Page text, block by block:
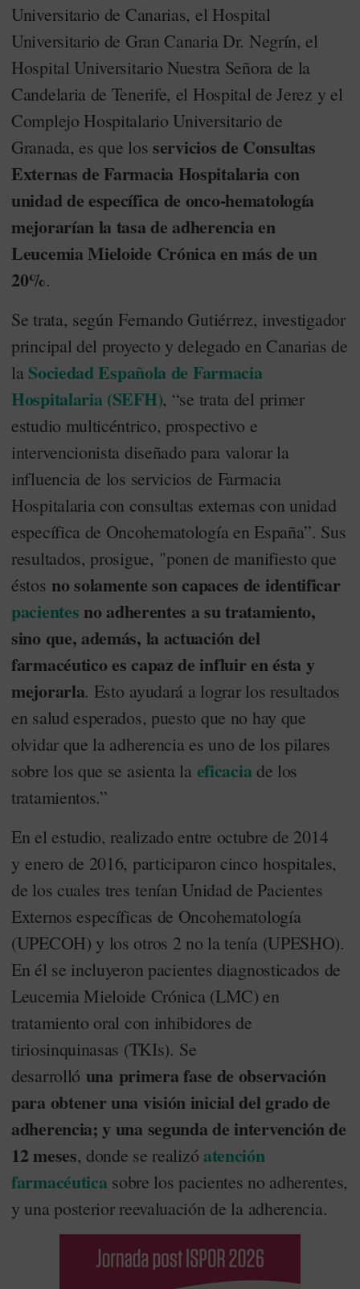
Universitario de Canarias, el Hospital
Universitario de Gran Canaria Dr. Negrín, el
Hospital Universitario Nuestra Señora de la
Candelaria de Tenerife, el Hospital de Jerez y el
Complejo Hospitalario Universitario de
Granada, es que los servicios de Consultas
Externas de Farmacia Hospitalaria con
unidad de específica de onco-hematología
mejorarían la tasa de adherencia en
Leucemia Mieloide Crónica en más de un
20%.
Se trata, según Fernando Gutiérrez, investigador
principal del proyecto y delegado en Canarias de
la Sociedad Española de Farmacia
Hospitalaria (SEFH), “se trata del primer
estudio multicéntrico, prospectivo e
intervencionista diseñado para valorar la
influencia de los servicios de Farmacia
Hospitalaria con consultas externas con unidad
específica de Oncohematología en España”. Sus
resultados, prosigue, "ponen de manifiesto que
éstos no solamente son capaces de identificar
pacientes no adherentes a su tratamiento,
sino que, además, la actuación del
farmacéutico es capaz de influir en ésta y
mejorarla. Esto ayudará a lograr los resultados
en salud esperados, puesto que no hay que
olvidar que la adherencia es uno de los pilares
sobre los que se asienta la eficaciade los
tratamientos.”
En el estudio, realizado entre octubre de 2014
y enero de 2016, participaron cinco hospitales,
de los cuales tres tenían Unidad de Pacientes
Externos específicas de Oncohematología
(UPECOH) y los otros 2 no la tenía (UPESHO).
En él se incluyeron pacientes diagnosticados de
Leucemia Mieloide Crónica (LMC) en
tratamiento oral con inhibidores de
tiriosinquinasas (TKIs). Se
desarrolló una primera fase de observación
para obtener una visión inicial del grado de
adherencia; y una segunda de intervención de
12 meses, donde se realizó atención
farmacéuticasobre los pacientes no adherentes,
y una posterior reevaluación de la adherencia.